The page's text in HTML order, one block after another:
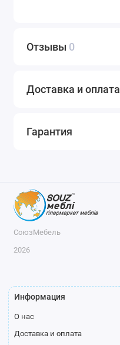
Отзывы 0
Доставка и оплата
Гарантия
СоюзМебель
2026
Информация
О нас
Доставка и оплата